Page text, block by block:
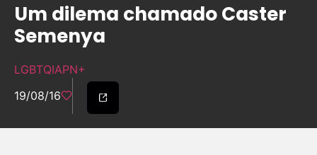
Um dilema chamado Caster
Semenya
LGBTQIAPN+
19/08/16